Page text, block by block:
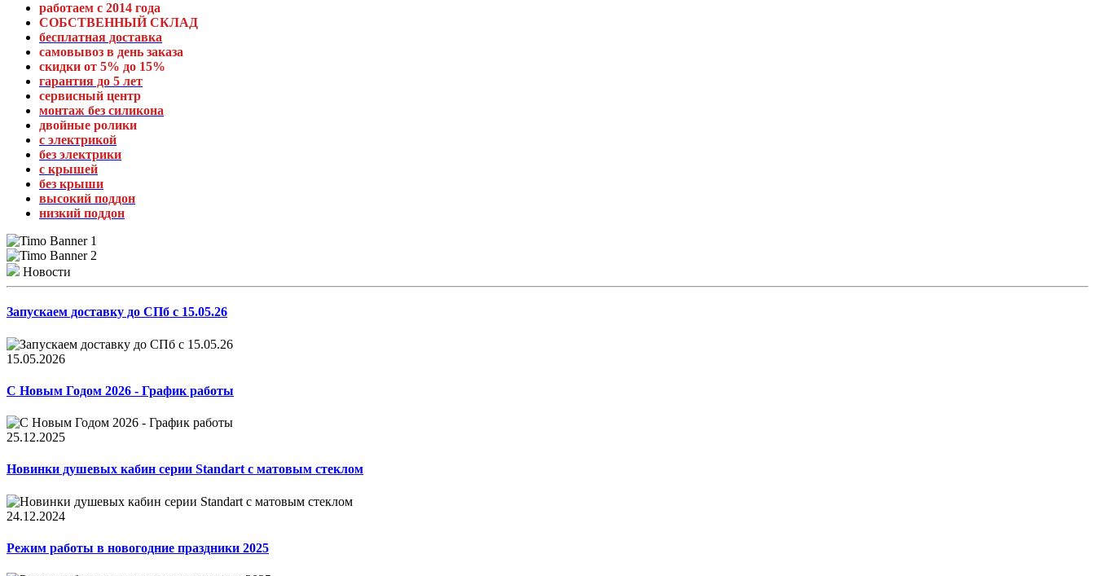
работаем с 2014 года
СОБСТВЕННЫЙ СКЛАД
бесплатная доставка
самовывоз в день заказа
скидки от 5% до 15%
гарантия до 5 лет
сервисный центр
монтаж без силикона
двойные ролики
с электрикой
без электрики
с крышей
без крыши
высокий поддон
низкий поддон
Новости
Запускаем доставку до СПб с 15.05.26
15.05.2026
С Новым Годом 2026 - График работы
25.12.2025
Новинки душевых кабин серии Standart с матовым стеклом
24.12.2024
Режим работы в новогодние праздники 2025